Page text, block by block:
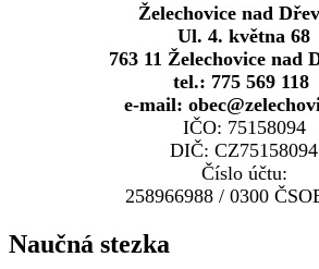
Želechovice nad
Ul. 4. května 68
763 11 Želechovice nad
tel.: 775 569 118
e-mail:
IČO: 75158094
DIČ: CZ75158094
Číslo účtu:
258966988 / 0300
Naučná stezka